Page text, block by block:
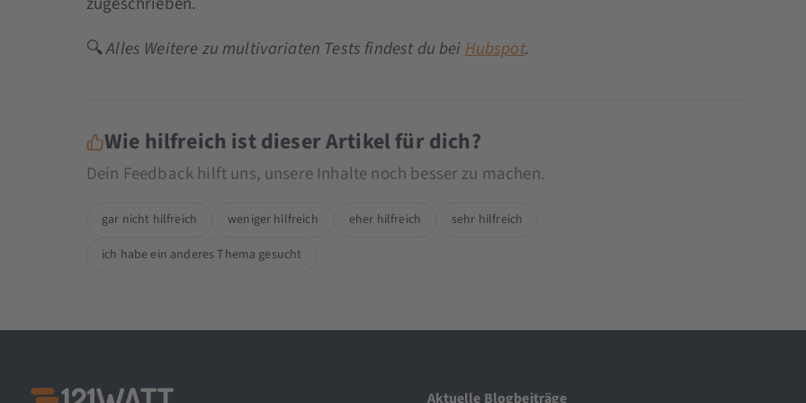
🔍Alles Weitere zu multivariaten Tests findest du beiHubspot.
Wie hilfreich ist dieser Artikel für dich?
Dein Feedback hilft uns, unsere Inhalte noch besser zu machen.
gar nicht hilfreich weniger hilfreich eher hilfreich
sehr hilfreich
ich habe ein anderes Thema gesucht
Aktuelle Blogbeiträge